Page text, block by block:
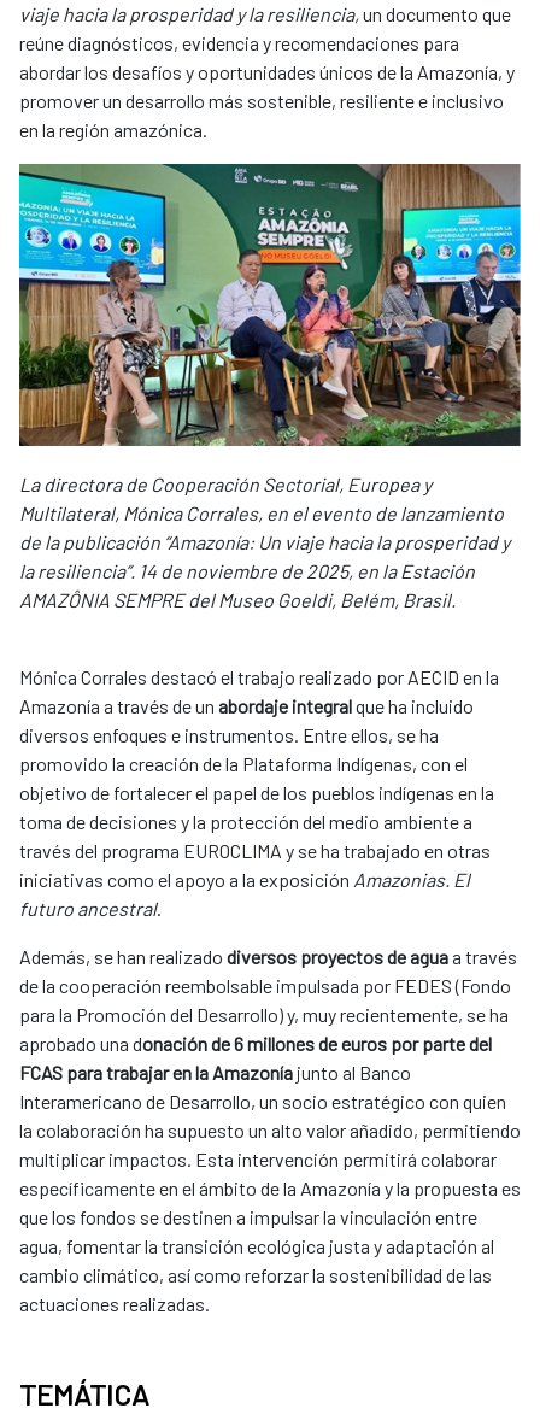
viaje hacia la prosperidad y la resiliencia,un documento que
reúne diagnósticos, evidencia y recomendaciones para
abordar los desafíos y oportunidades únicos de la Amazonía, y
promover un desarrollo más sostenible, resiliente e inclusivo
en la región amazónica.
La directora de Cooperación Sectorial, Europea y
Multilateral, Mónica Corrales, en el evento de lanzamiento
de la publicación “Amazonía: Un viaje hacia la prosperidad y
la resiliencia”. 14 de noviembre de 2025, en la Estación
AMAZÔNIA SEMPRE del Museo Goeldi, Belém, Brasil.
Mónica Corrales destacó el trabajo realizado por AECID en la
Amazonía a través de un abordaje integralque ha incluido
diversos enfoques e instrumentos. Entre ellos, se ha
promovido la creación de la Plataforma Indígenas, con el
objetivo de fortalecer el papel de los pueblos indígenas en la
toma de decisiones y la protección del medio ambiente a
través del programa EUROCLIMA y se ha trabajado en otras
iniciativas como el apoyo a la exposición Amazonias. El
futuro ancestral.
Además, se han realizado diversos proyectos de aguaa través
de la cooperación reembolsable impulsada por FEDES (Fondo
para la Promoción del Desarrollo) y, muy recientemente, se ha
aprobado una donación de 6 millones de euros por parte del
FCAS para trabajar en la Amazonía junto al Banco
Interamericano de Desarrollo, un socio estratégico con quien
la colaboración ha supuesto un alto valor añadido, permitiendo
multiplicar impactos. Esta intervención permitirá colaborar
específicamente en el ámbito de la Amazonía y la propuesta es
que los fondos se destinen a impulsar la vinculación entre
agua, fomentar la transición ecológica justa y adaptación al
cambio climático, así como reforzar la sostenibilidad de las
actuaciones realizadas.
TEMÁTICA